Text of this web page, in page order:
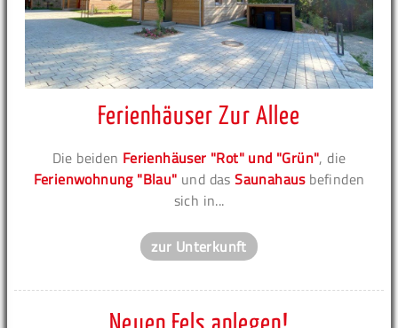
Ferienhäuser Zur Allee
Die beiden Ferienhäuser "Rot" und "Grün", die
Ferienwohnung "Blau" und dasSaunahausbefinden
sich in...
zur Unterkunft